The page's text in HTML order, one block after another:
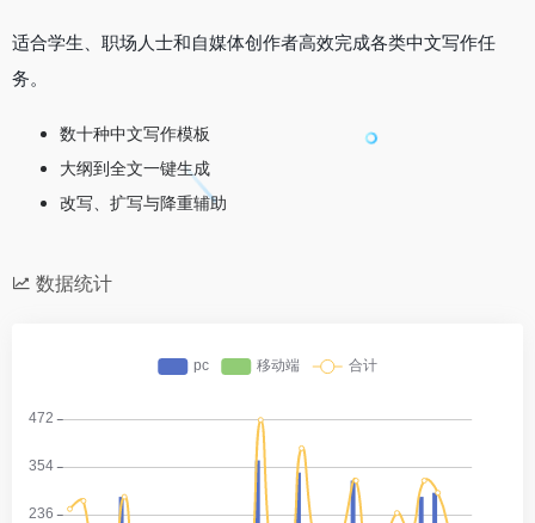
适合学生、职场人士和自媒体创作者高效完成各类中文写作任
务。
数十种中文写作模板
大纲到全文一键生成
改写、扩写与降重辅助
数据统计